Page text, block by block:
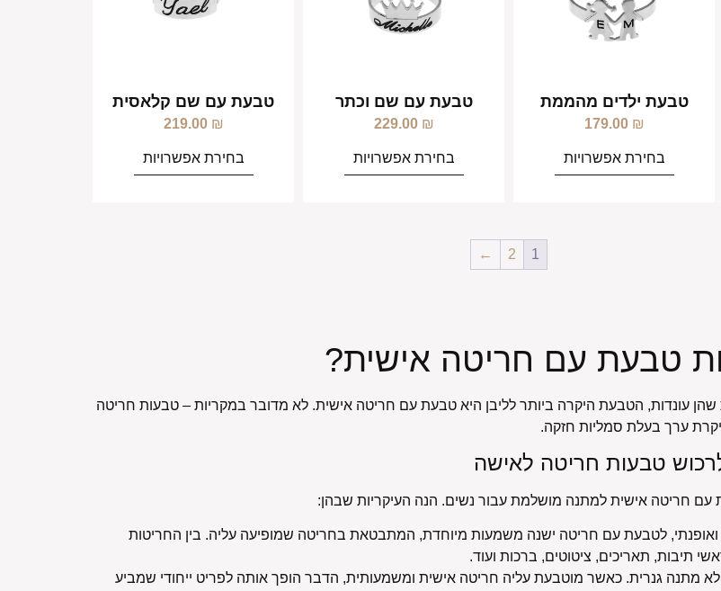
טבעת ילדים מהממת
179.00 ₪
בחירת אפשרויות
טבעת עם שם וכתר
229.00 ₪
בחירת אפשרויות
טבעת עם שם קלאסית
219.00 ₪
בחירת אפשרויות
1
2
←
טבעת עם חריטה אישית?
עונדות, הטבעת היקרה ביותר לליבן היא טבעת עם חריטה אישית. לא מדובר במקריות – טבעות חריטה
ערך בעלת סמליות חזקה.
עם חריטה אישית למתנה מושלמת עבור נשים. הנה העיקריות שבהן:
לטבעת עם חריטה ישנה משמעות מיוחדת, המתבטאת בחריטה שמופיעה עליה. בין החריטות
תיבות, תאריכים, ציטוטים, ברכות ועוד.
מתנה גנרית. כאשר מוטבעת עליה חריטה אישית ומשמעותית, הדבר הופך אותה לפריט ייחודי שמביע